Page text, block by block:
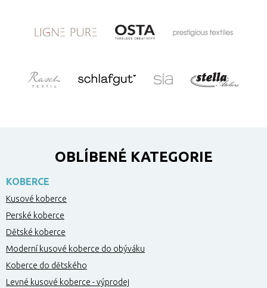
OBLÍBENÉ KATEGORIE
KOBERCE
Kusové koberce
Perské koberce
Dětské koberce
Moderní kusové koberce do obýváku
Koberce do dětského
Levné kusové koberce - výprodej